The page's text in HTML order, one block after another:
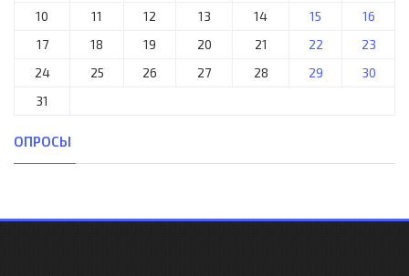
10
11 12 13 14 15
16
17
18 19 20 21 22
23
24
25 26 27 28 29
30
31
ОПРОСЫ